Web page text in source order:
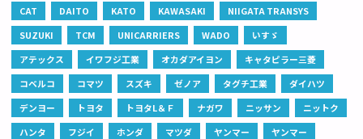
CAT DAITO KATO KAWASAKI
NIIGATA TRANSYS
SUZUKI
TCM UNICARRIERS WADO
いすゞ
アテックス
イワフジ工業 オカダアイヨン
キャタピラー三菱
コベルコ
コマツ スズキ ゼノア タグチ工業
ダイハツ
デンヨー
トヨタ トヨタL＆Ｆ ナガワ ニッサン
ニットク
ハンタ
フジイ ホンダ マツダ ヤンマー
ヤンマー